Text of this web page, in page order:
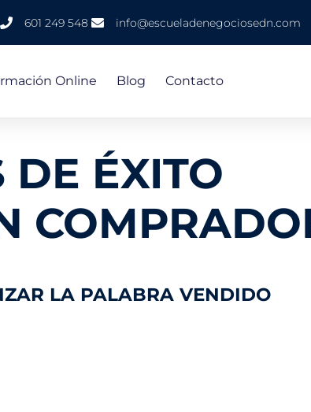
601 249 548 info@escueladenegociosedn.com
Online Blog Contacto
DE ÉXITO
LA PALABRA VENDIDO